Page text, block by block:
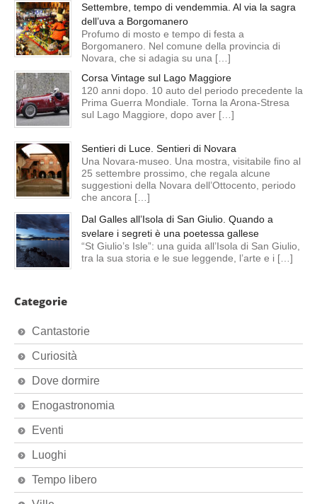
Settembre, tempo di vendemmia. Al via la sagra
dell’uva a Borgomanero
Profumo di mosto e tempo di festa a
Borgomanero. Nel comune della provincia di
Novara, che si adagia su una […]
Corsa Vintage sul Lago Maggiore
120 anni dopo. 10 auto del periodo precedente la
Prima Guerra Mondiale. Torna la Arona-Stresa
sul Lago Maggiore, dopo aver […]
Sentieri di Luce. Sentieri di Novara
Una Novara-museo. Una mostra, visitabile fino al
25 settembre prossimo, che regala alcune
suggestioni della Novara dell’Ottocento, periodo
che ancora […]
Dal Galles all’Isola di San Giulio. Quando a
svelare i segreti è una poetessa gallese
“St Giulio’s Isle”: una guida all’Isola di San Giulio,
tra la sua storia e le sue leggende, l’arte e i […]
Categorie
Cantastorie
Curiosità
Dove dormire
Enogastronomia
Eventi
Luoghi
Tempo libero